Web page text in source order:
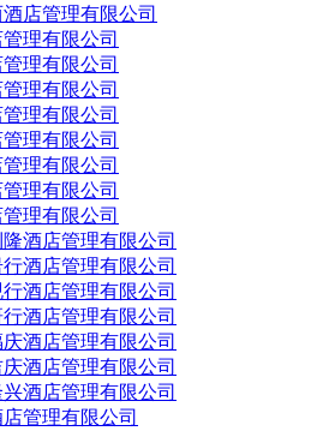
店管理有限公司
理有限公司
理有限公司
理有限公司
理有限公司
理有限公司
理有限公司
理有限公司
理有限公司
酒店管理有限公司
酒店管理有限公司
酒店管理有限公司
酒店管理有限公司
酒店管理有限公司
酒店管理有限公司
酒店管理有限公司
管理有限公司